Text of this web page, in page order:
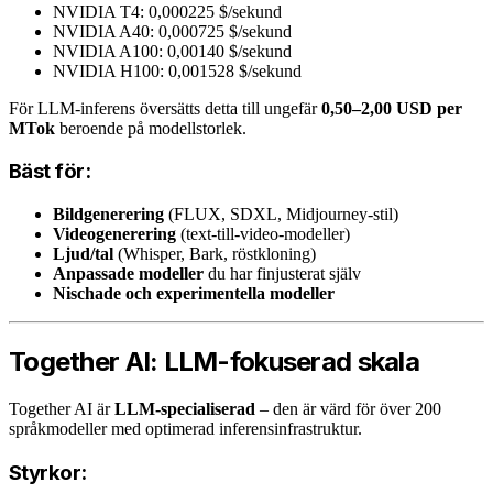
NVIDIA T4: 0,000225 $/sekund
NVIDIA A40: 0,000725 $/sekund
NVIDIA A100: 0,00140 $/sekund
NVIDIA H100: 0,001528 $/sekund
För LLM-inferens översätts detta till ungefär0,50–2,00 USD per
MTok beroende på modellstorlek.
Bäst för:
Bildgenerering (FLUX, SDXL, Midjourney-stil)
Videogenerering (text-till-video-modeller)
Ljud/tal (Whisper, Bark, röstkloning)
Anpassade modeller du har finjusterat själv
Nischade och experimentella modeller
Together AI: LLM-fokuserad skala
Together AI ärLLM-specialiserad – den är värd för över 200
språkmodeller med optimerad inferensinfrastruktur.
Styrkor: